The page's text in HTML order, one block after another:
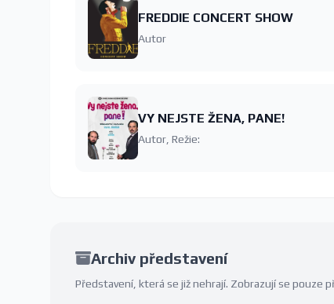
FREDDIE CONCERT SHOW
Autor
VY NEJSTE ŽENA, PANE!
Autor, Režie:
Archiv představení
Představení, která se již nehrají. Zobrazují se